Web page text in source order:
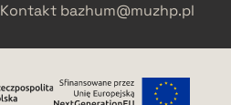
Kontakt bazhum@muzhp.pl